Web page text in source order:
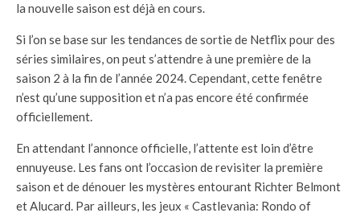
la nouvelle saison est déjà en cours.
Si l’on se base sur les tendances de sortie de Netflix pour des
séries similaires, on peut s’attendre à une première de la
saison 2 à la fin de l’année 2024. Cependant, cette fenêtre
n’est qu’une supposition et n’a pas encore été confirmée
officiellement.
En attendant l’annonce officielle, l’attente est loin d’être
ennuyeuse. Les fans ont l’occasion de revisiter la première
saison et de dénouer les mystères entourant Richter Belmont
et Alucard. Par ailleurs, les jeux « Castlevania: Rondo of